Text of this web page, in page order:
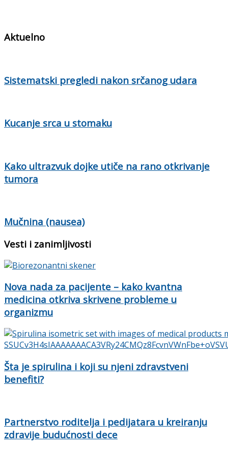
Aktuelno
Sistematski pregledi nakon srčanog udara
Kucanje srca u stomaku
Kako ultrazvuk dojke utiče na rano otkrivanje
tumora
Mučnina (nausea)
Vesti i zanimljivosti
Nova nada za pacijente – kako kvantna
medicina otkriva skrivene probleme u
organizmu
Šta je spirulina i koji su njeni zdravstveni
benefiti?
Partnerstvo roditelja i pedijatara u kreiranju
zdravije budućnosti dece